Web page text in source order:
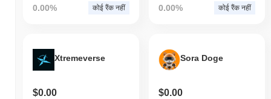
0.00% कोई रैंक नहीं 0.00% कोई रैंक नहीं
Xtremeverse
$0.00
Sora Doge
$0.00